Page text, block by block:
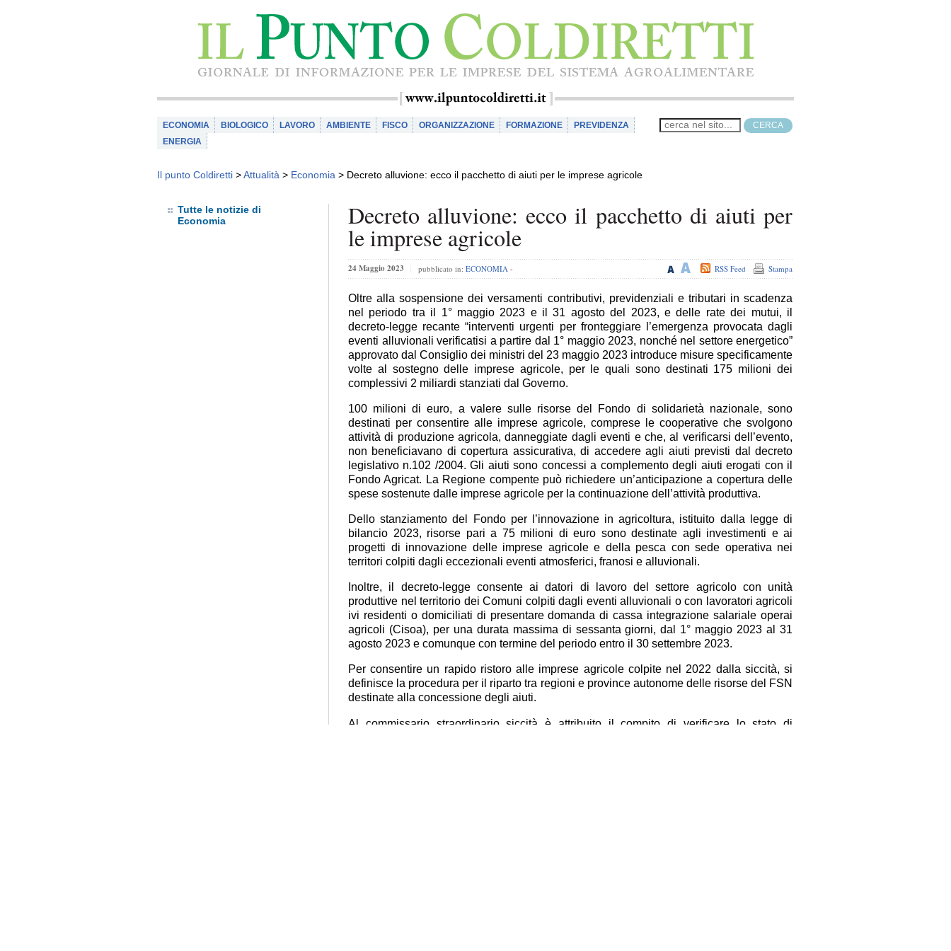
ECONOMIA BIOLOGICO LAVORO AMBIENTE FISCO ORGANIZZAZIONE FORMAZIONE
PREVIDENZA
ENERGIA
Il punto Coldiretti >Attualità > Economia > Decreto alluvione: ecco il pacchetto di aiuti per le imprese agricole
Tutte le notizie di
Economia
Decreto alluvione: ecco il pacchetto di aiuti per
le imprese agricole
24 Maggio 2023 pubblicato in: ECONOMIA - Stampa
RSS Feed
Oltre alla sospensione dei versamenti contributivi, previdenziali e tributari in scadenza
nel periodo tra il 1° maggio 2023 e il 31 agosto del 2023, e delle rate dei mutui, il
decreto-legge recante “interventi urgenti per fronteggiare l’emergenza provocata dagli
eventi alluvionali verificatisi a partire dal 1° maggio 2023, nonché nel settore energetico”
approvato dal Consiglio dei ministri del 23 maggio 2023 introduce misure specificamente
volte al sostegno delle imprese agricole, per le quali sono destinati 175 milioni dei
complessivi 2 miliardi stanziati dal Governo.
100 milioni di euro, a valere sulle risorse del Fondo di solidarietà nazionale, sono
destinati per consentire alle imprese agricole, comprese le cooperative che svolgono
attività di produzione agricola, danneggiate dagli eventi e che, al verificarsi dell’evento,
non beneficiavano di copertura assicurativa, di accedere agli aiuti previsti dal decreto
legislativo n.102 /2004. Gli aiuti sono concessi a complemento degli aiuti erogati con il
Fondo Agricat. La Regione compente può richiedere un’anticipazione a copertura delle
spese sostenute dalle imprese agricole per la continuazione dell’attività produttiva.
Dello stanziamento del Fondo per l’innovazione in agricoltura, istituito dalla legge di
bilancio 2023, risorse pari a 75 milioni di euro sono destinate agli investimenti e ai
progetti di innovazione delle imprese agricole e della pesca con sede operativa nei
territori colpiti dagli eccezionali eventi atmosferici, franosi e alluvionali.
Inoltre, il decreto-legge consente ai datori di lavoro del settore agricolo con unità
produttive nel territorio dei Comuni colpiti dagli eventi alluvionali o con lavoratori agricoli
ivi residenti o domiciliati di presentare domanda di cassa integrazione salariale operai
agricoli (Cisoa), per una durata massima di sessanta giorni, dal 1° maggio 2023 al 31
agosto 2023 e comunque con termine del periodo entro il 30 settembre 2023.
Per consentire un rapido ristoro alle imprese agricole colpite nel 2022 dalla siccità, si
definisce la procedura per il riparto tra regioni e province autonome delle risorse del FSN
destinate alla concessione degli aiuti.
Al commissario straordinario siccità è attribuito il compito di verificare lo stato di